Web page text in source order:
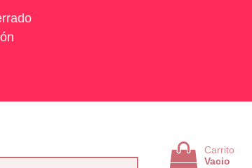
Carrito
Vacio